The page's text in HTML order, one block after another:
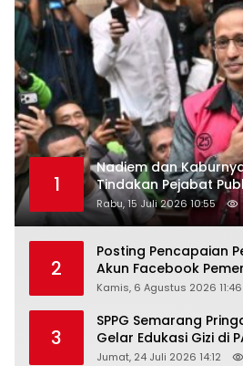
1
Nadiem dan
Tindakan Pejabat
Rabu, 15 Juli 2026 10:55
2
Posting Pencapaian
Akun Facebook
Rembang “Dirujak”
Kamis, 6 Agustus 2026 11:46
3
SPPG Semarang
Gelar Edukasi Gizi di
Peringati Hari Anak
Jumat, 24 Juli 2026 14:12